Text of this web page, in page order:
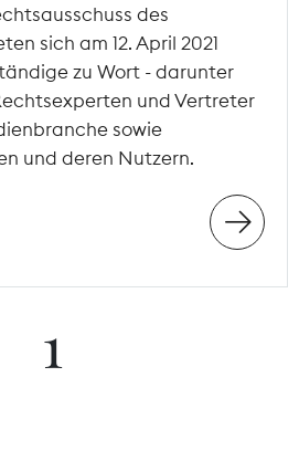
des
sich am 12. April 2021
zu Wort - darunter
und Vertreter
sowie
und deren Nutzern.
1